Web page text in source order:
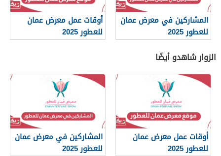
المشاركين في معرض عمان
للعطور 2025
أوقات عمل معرض عمان
للعطور 2025
الزوار شاهدو أيضًا
أوقات عمل معرض عمان
للعطور 2025
المشاركين في معرض عمان
للعطور 2025